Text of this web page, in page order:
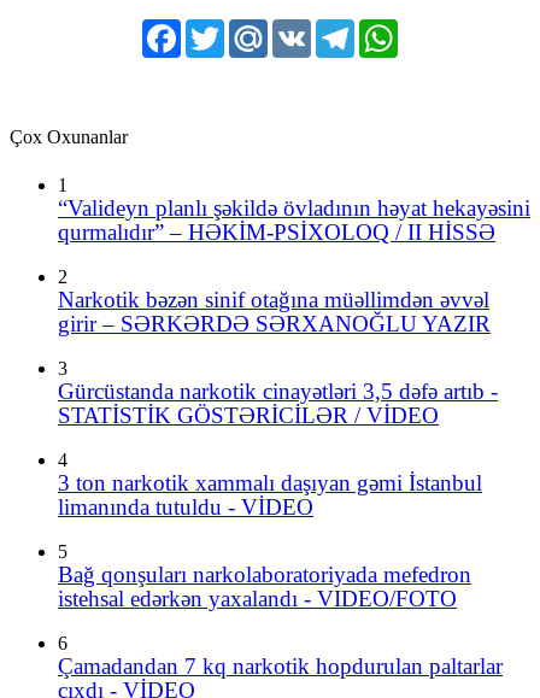
Facebook
Twitter Mail.RuVK Telegram
Çox Oxunanlar
1
“Valideyn planlı şəkildə övladının həyat hekayəsini
qurmalıdır” – HƏKİM-PSİXOLOQ / II HİSSƏ
2
Narkotik bəzən sinif otağına müəllimdən əvvəl
girir – SƏRKƏRDƏ SƏRXANOĞLU YAZIR
3
Gürcüstanda narkotik cinayətləri 3,5 dəfə artıb -
STATİSTİK GÖSTƏRİCİLƏR / VİDEO
4
3 ton narkotik xammalı daşıyan gəmi İstanbul
limanında tutuldu - VİDEO
5
Bağ qonşuları narkolaboratoriyada mefedron
istehsal edərkən yaxalandı - VIDEO/FOTO
6
Çamadandan 7 kq narkotik hopdurulan paltarlar
çıxdı - VİDEO